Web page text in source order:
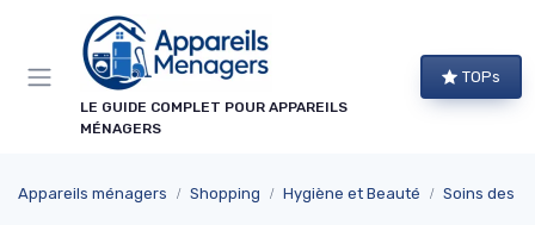
LE GUIDE COMPLET POUR APPAREILS
MÉNAGERS
TOPs
Appareils ménagers Shopping Hygiène et Beauté Soins des
×
NEWSLETTER APPAREILS MÉNAGERS
Guides d'achat, comparatifs exclusifs et alertes
Panneau de gestion des cookies